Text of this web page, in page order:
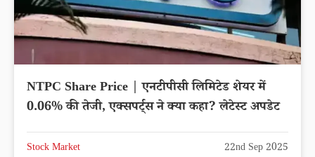
NTPC Share Price | एनटीपीसी लिमिटेड शेयर में
0.06% की तेजी, एक्सपर्ट्स ने क्या कहा? लेटेस्ट अपडेट
Stock Market 22nd Sep 2025